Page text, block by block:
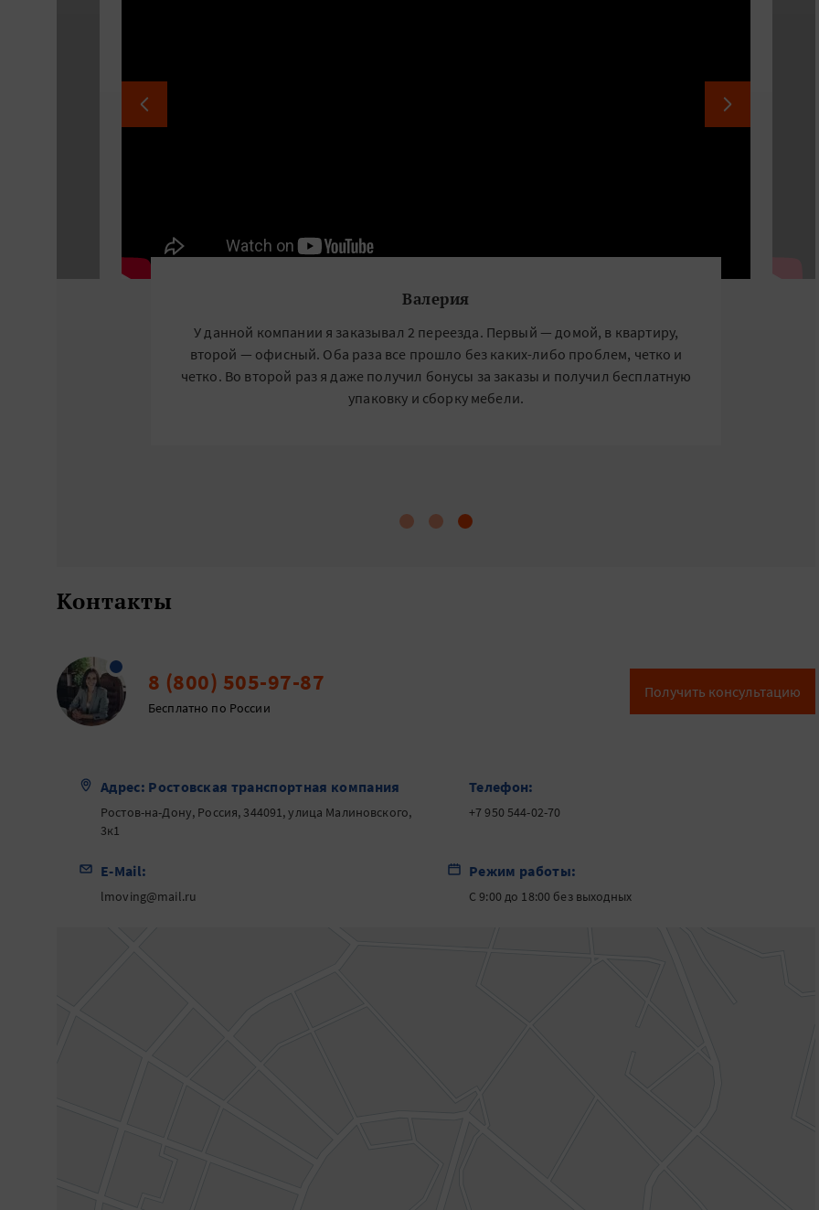
Валерия
У данной компании я заказывал 2 переезда. Первый — домой, в квартиру,
второй — офисный. Оба раза все прошло без каких-либо проблем, четко и
четко. Во второй раз я даже получил бонусы за заказы и получил бесплатную
упаковку и сборку мебели.
Контакты
8 (800) 505-97-87
Бесплатно по России
Получить консультацию
Адрес: Ростовская транспортная компания
Ростов-на-Дону, Россия, 344091, улица Малиновского,
3к1
Телефон:
+7 950 544-02-70
E-Mail:
lmoving@mail.ru
Режим работы:
С 9:00 до 18:00 без выходных